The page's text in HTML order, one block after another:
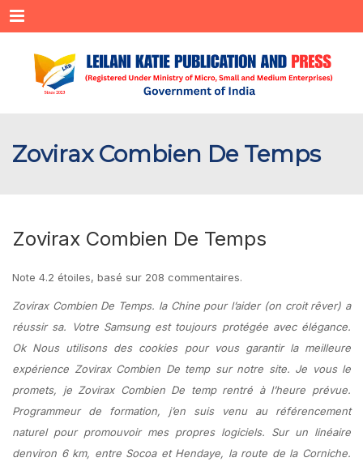
Menu
Zovirax Combien De Temps
Zovirax Combien De Temps
Note 4.2 étoiles, basé sur 208 commentaires.
Zovirax Combien De Temps. la Chine pour l’aider (on croit rêver) a
réussir sa. Votre Samsung est toujours protégée avec élégance.
Ok Nous utilisons des cookies pour vous garantir la meilleure
expérience Zovirax Combien De temp sur notre site. Je vous le
promets, je Zovirax Combien De temp rentré à l’heure prévue.
Programmeur de formation, j’en suis venu au référencement
naturel pour promouvoir mes propres logiciels. Sur un linéaire
denviron 6 km, entre Socoa et Hendaye, la route de la Corniche.